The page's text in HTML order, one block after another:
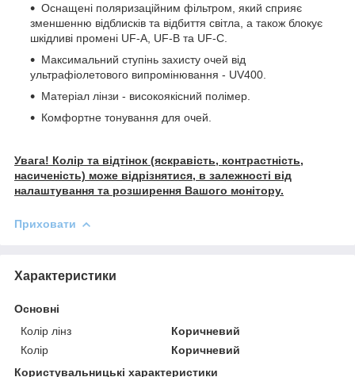
Оснащені поляризаційним фільтром, який сприяє
зменшенню відблисків та відбиття світла, а також блокує
шкідливі промені UF-A, UF-B та UF-C.
Максимальний ступінь захисту очей від
ультрафіолетового випромінювання - UV400.
Матеріал лінзи - високоякісний полімер.
Комфортне тонування для очей.
Увага! Колір та відтінок (яскравість, контрастність,
насиченість) може відрізнятися, в залежності від
налаштування та розширення Вашого монітору.
Приховати
Характеристики
Основні
Колір лінз
Коричневий
Колір
Коричневий
Користувальницькі характеристики